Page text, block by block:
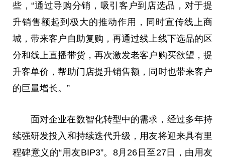
些，“通过导购分销，吸引客户到店选品，对于提
升销售额起到极大的推动作用，同时宣传线上商
城，带来客户自助复购，再通过线上线下选品的区
分和线上直播带货，再次激发老客户购买欲望，提
升客单价，帮助门店提升销售额，同时也带来客户
的巨量增长。”
面对企业在数智化转型中的需求，经过多年持
续强研发投入和持续迭代升级，用友将迎来具有里
程碑意义的“用友BIP3”。8月26日至27日，由用友